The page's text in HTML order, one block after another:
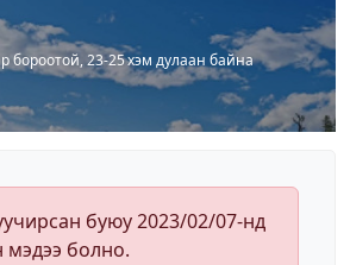
бороотой, 23-25 хэм дулаан байна
буюу 2023/02/07-нд
мэдээ болно.